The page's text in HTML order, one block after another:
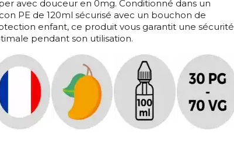
avec douceur en 0mg. Conditionné dans un
PE de 120ml sécurisé avec un bouchon de
enfant, ce produit vous garantit une sécurité
pendant son utilisation.